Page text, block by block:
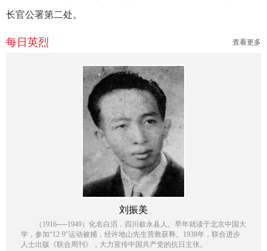
每日英烈 查看更多
刘振美
（1916──1949）化名白滔，四川叙永县人。早年就读于北京中国大
学，参加“12·9”运动被捕，经许地山先生营救获释。1938年，联合进步
人士出版《联合周刊》，大力宣传中国共产党的抗日主张。
长官公署第二处。